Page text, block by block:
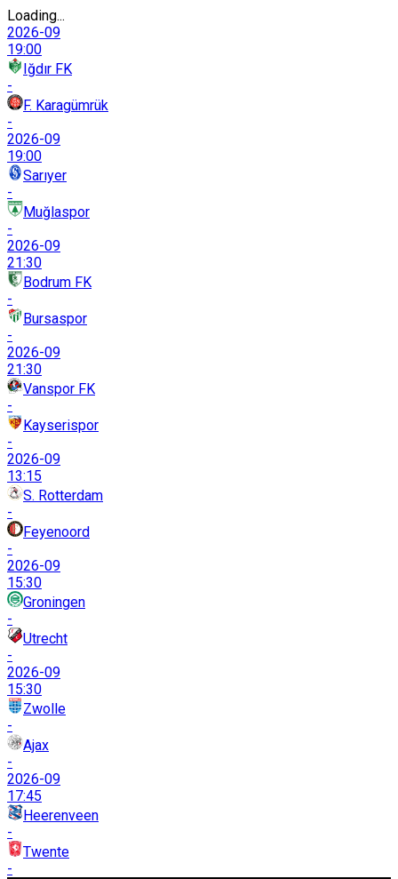
Loading...
2026-09
19:00
Iğdır FK
-
F. Karagümrük
-
2026-09
19:00
Sarıyer
-
Muğlaspor
-
2026-09
21:30
Bodrum FK
-
Bursaspor
-
2026-09
21:30
Vanspor FK
-
Kayserispor
-
2026-09
13:15
S. Rotterdam
-
Feyenoord
-
2026-09
15:30
Groningen
-
Utrecht
-
2026-09
15:30
Zwolle
-
Ajax
-
2026-09
17:45
Heerenveen
-
Twente
-